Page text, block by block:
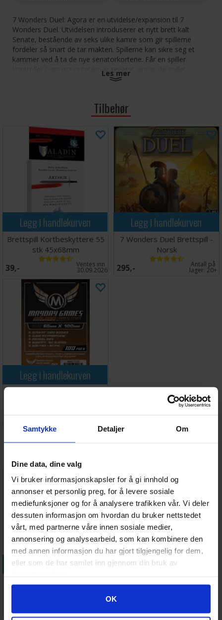
Samtykke Detaljer Om
Dine data, dine valg
Vi bruker informasjonskapsler for å gi innhold og
annonser et personlig preg, for å levere sosiale
mediefunksjoner og for å analysere trafikken vår. Vi deler
dessuten informasjon om hvordan du bruker nettstedet
vårt, med partnerne våre innen sosiale medier,
annonsering og analysearbeid, som kan kombinere den
med annen informasjon du har gjort tilgjengelig for dem,
eller som de har samlet inn gjennom din bruk av
Googles retningslinjer for personvern
OK
7 Wonders Duel: Agora er en utvidelse/expansion til 7
Wonders Duel. Utvidelsen introduserer et nytt brett kalt
Senate, bestående av seks ulike kamre som gir spillerne
fordeler så snart de tar makten. Spillerne kan sikre seg et
kammer ved å ta de nye senatorkortene. Får en spiller
kontroller over majoriteten av senatet vinner de spillet
Språk: Norsk
Tips: Vi anbefaler kortbeskyttere for å øke levetiden
på kortene i dette spillet. Passende kortbeskyttere
finner duher(19 kort) og (13 kort).
Les mer
Tilbehør
Legg i handlekurven
Brettspill Kortbeskyttere 55
stk 45x68mm
39,- Ventes inn
30.09.2026
Legg i handlekurven
7 Wonders Duel Brettspill -
Norsk
295,- Antall på
lager: 20+
Legg i handlekurven
Legg i handlekurven
127,- 15.08.2026